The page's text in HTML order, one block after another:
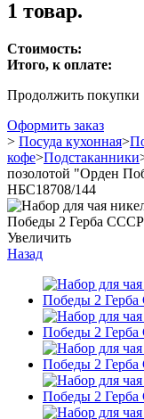
1 товар.
Стоимость:
Итого, к оплате:
Продолжить покупки
Оформить заказ
> Посуда кухонная>
кофе>Подстаканники
позолотой "Орден
НБС18708/144
Увеличить
Назад